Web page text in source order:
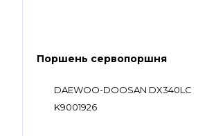
Поршень сервопоршня
DAEWOO-DOOSAN DX340LC
K9001926